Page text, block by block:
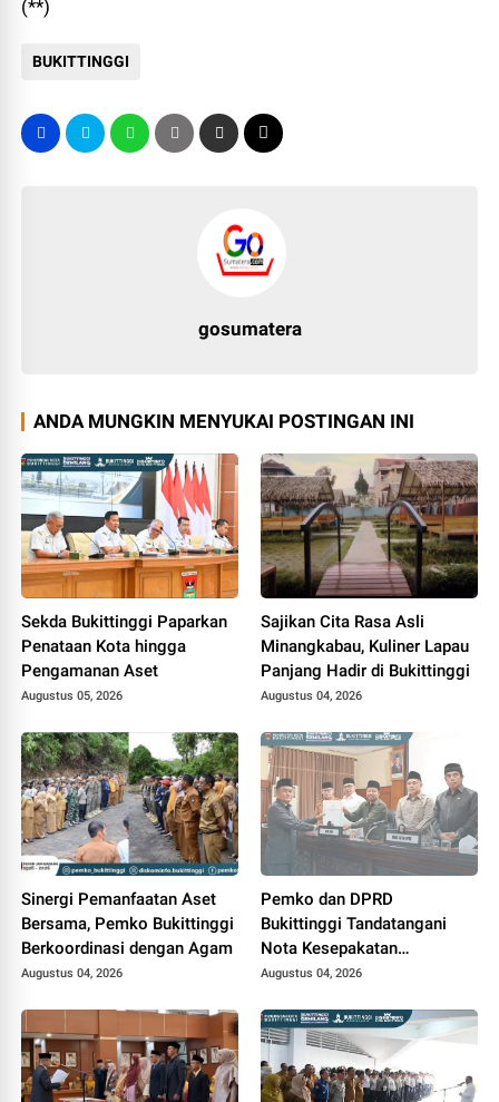
(**)
BUKITTINGGI
gosumatera
ANDA MUNGKIN MENYUKAI POSTINGAN INI
Sekda Bukittinggi Paparkan
Penataan Kota hingga
Pengamanan Aset
Augustus 05, 2026
Sajikan Cita Rasa Asli
Minangkabau, Kuliner Lapau
Panjang Hadir di Bukittinggi
Augustus 04, 2026
Sinergi Pemanfaatan Aset
Bersama, Pemko Bukittinggi
Berkoordinasi dengan Agam
Augustus 04, 2026
Pemko dan DPRD
Bukittinggi Tandatangani
Nota Kesepakatan
Perubahan KUA-PPAS APBD
Augustus 04, 2026